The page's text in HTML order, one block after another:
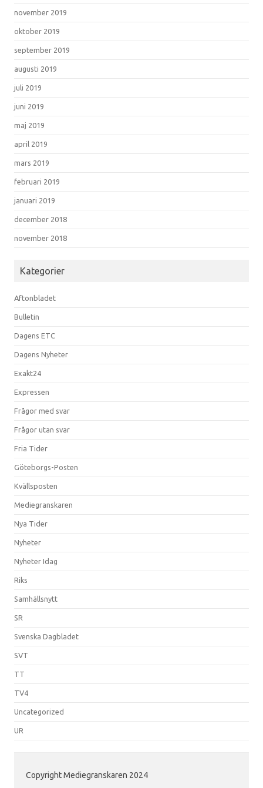
november 2019
oktober 2019
september 2019
augusti 2019
juli 2019
juni 2019
maj 2019
april 2019
mars 2019
februari 2019
januari 2019
december 2018
november 2018
Kategorier
Aftonbladet
Bulletin
Dagens ETC
Dagens Nyheter
Exakt24
Expressen
Frågor med svar
Frågor utan svar
Fria Tider
Göteborgs-Posten
Kvällsposten
Mediegranskaren
Nya Tider
Nyheter
Nyheter Idag
Riks
Samhällsnytt
SR
Svenska Dagbladet
SVT
TT
TV4
Uncategorized
UR
Copyright Mediegranskaren 2024